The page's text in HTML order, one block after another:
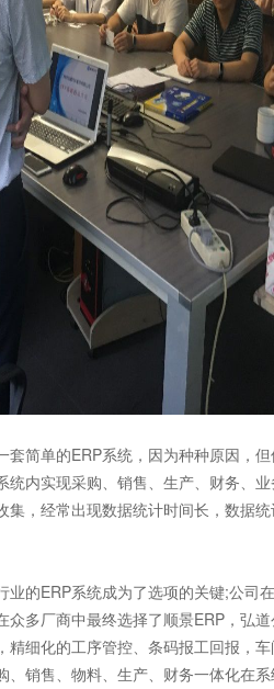
简单的ERP系统，因为种种原因，
内实现采购、销售、生产、财务、
，经常出现数据统计时间长，数据
的ERP系统成为了选项的关键;公司
多厂商中最终选择了顺景ERP，弘
细化的工序管控、条码报工回报，
销售、物料、生产、财务一体化在